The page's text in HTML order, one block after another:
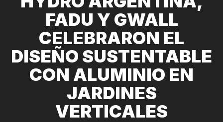
FADU Y GWALL
CELEBRARON EL
DISEÑO SUSTENTABLE
CON ALUMINIO EN
JARDINES
VERTICALES